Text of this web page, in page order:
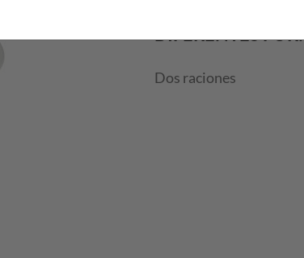
DIFERENTES
Dos raciones